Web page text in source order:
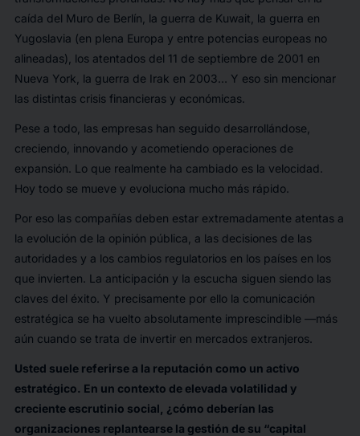
caída del Muro de Berlín, la guerra de Kuwait, la guerra en
Yugoslavia (en plena Europa y entre potencias europeas no
alineadas), los atentados del 11 de septiembre de 2001 en
Nueva York, la guerra de Irak en 2003… Y eso sin mencionar
las distintas crisis financieras y económicas.
Pese a todo, las empresas han seguido desarrollándose,
creciendo, innovando y acometiendo operaciones de
expansión. Lo que realmente ha cambiado es la velocidad.
Hoy todo se mueve y evoluciona mucho más rápido.
Por eso las compañías deben estar extremadamente atentas a
la evolución de la opinión pública, a las decisiones de las
autoridades y a los cambios regulatorios en los países en los
que invierten. La anticipación y la escucha siguen siendo las
claves del éxito. Y precisamente por ello la comunicación
estratégica se ha vuelto absolutamente imprescindible —más
aún cuando se trata de invertir en mercados extranjeros.
Usted suele referirse a la reputación como un activo
estratégico. En un contexto de elevada volatilidad y
creciente escrutinio social, ¿cómo deberían las
organizaciones replantearse la gestión de su “capital